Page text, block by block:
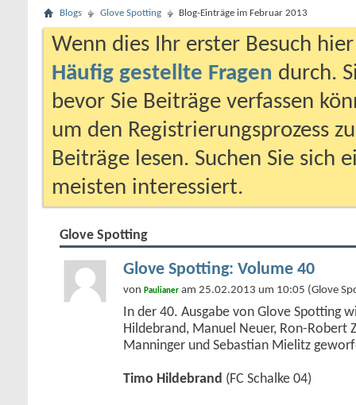
Blogs Glove Spotting Blog-Einträge im Februar 2013
Wenn dies Ihr erster Besuch
Häufig gestellte Fragen durch.
bevor Sie Beiträge verfassen
um den Registrierungsprozess
Beiträge lesen. Suchen Sie sich
meisten interessiert.
Glove Spotting
Glove Spotting: Volume 40
von Paulianer am 25.02.2013 um 10:05 (Glove
In der 40. Ausgabe von Glove Spotting
Hildebrand, Manuel Neuer, Ron-Robert
Manninger und Sebastian Mielitz
Timo Hildebrand (FC Schalke 04)